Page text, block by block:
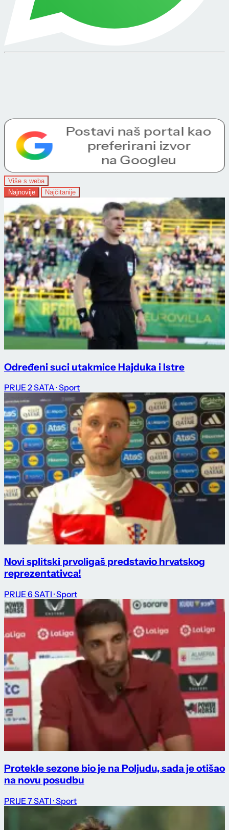
Više s weba
Najnovije
Najčitanije
Određeni suci utakmice Hajduka i Istre
PRIJE 2 SATA · Sport
Novi splitski prvoligaš predstavio hrvatskog
reprezentativca!
PRIJE 6 SATI · Sport
Protekle sezone bio je na Poljudu, sada je otišao
na novu posudbu
PRIJE 7 SATI · Sport